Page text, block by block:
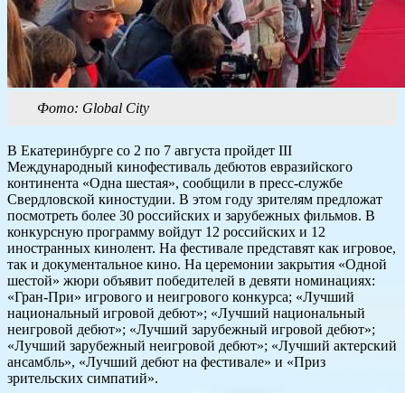
Фото: Global City
В Екатеринбурге со 2 по 7 августа пройдет III
Международный кинофестиваль дебютов евразийского
континента «Одна шестая», сообщили в пресс-службе
Свердловской киностудии. В этом году зрителям предложат
посмотреть более 30 российских и зарубежных фильмов. В
конкурсную программу войдут 12 российских и 12
иностранных кинолент. На фестивале представят как игровое,
так и документальное кино. На церемонии закрытия «Одной
шестой» жюри объявит победителей в девяти номинациях:
«Гран-При» игрового и неигрового конкурса; «Лучший
национальный игровой дебют»; «Лучший национальный
неигровой дебют»; «Лучший зарубежный игровой дебют»;
«Лучший зарубежный неигровой дебют»; «Лучший актерский
ансамбль», «Лучший дебют на фестивале» и «Приз
зрительских симпатий».